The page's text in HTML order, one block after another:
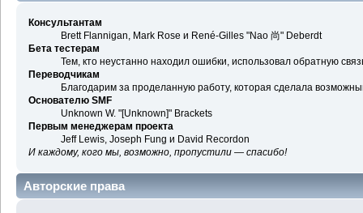
Консультантам
Brett Flannigan, Mark Rose и René-Gilles "Nao 尚" Deberdt
Бета тестерам
Тем, кто неустанно находил ошибки, использовал обратную
Переводчикам
Благодарим за проделанную работу, которая сделала
Основателю SMF
Unknown W. "[Unknown]" Brackets
Первым менеджерам проекта
Jeff Lewis, Joseph Fung и David Recordon
И каждому, кого мы, возможно, пропустили — спасибо!
Авторские права